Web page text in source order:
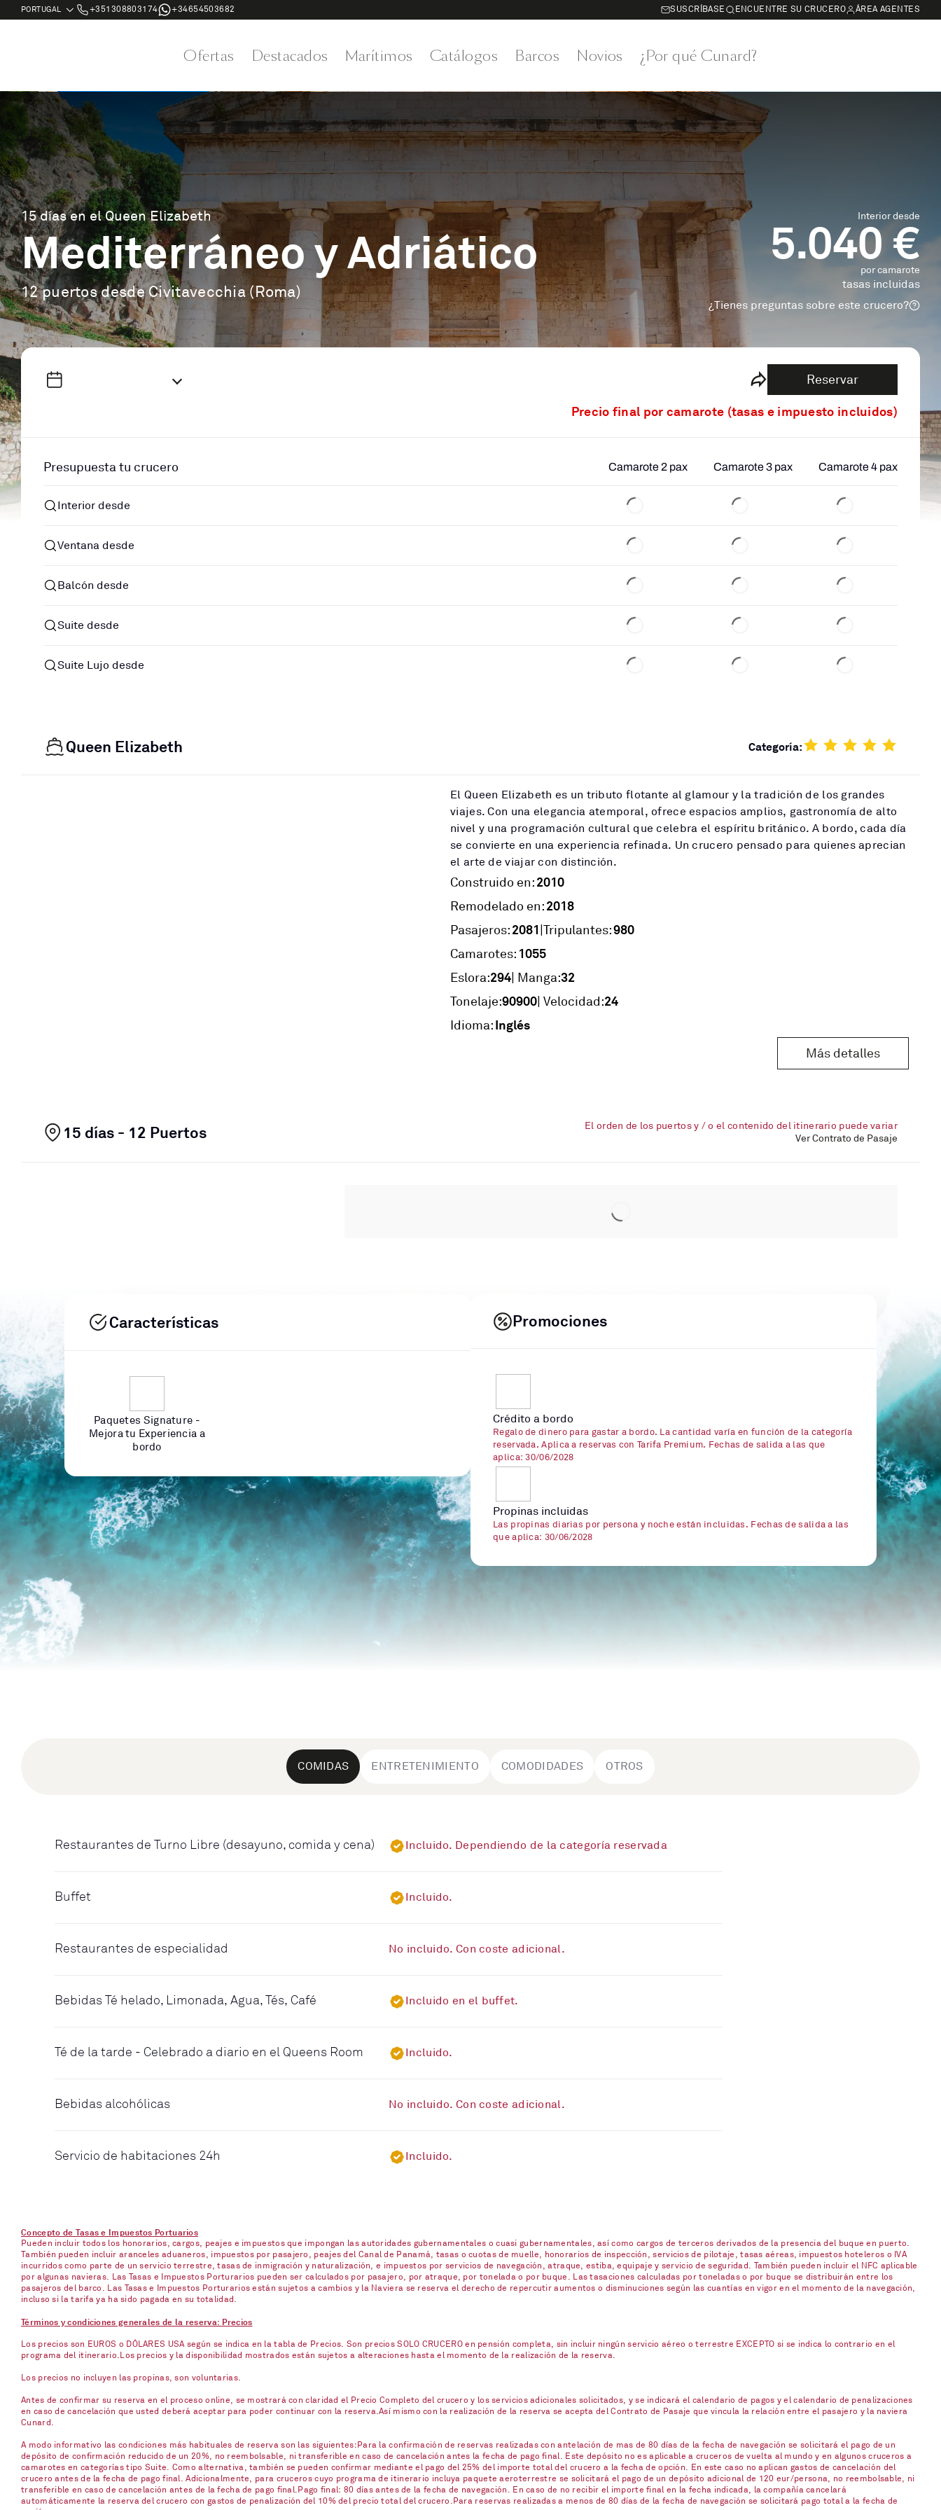
+351308803174 +34654503682 SUSCRÍBASE ENCUENTRE SU CRUCERO ÁREA AGENTES
Ofertas Destacados Marítimos Catálogos Barcos Novios ¿Por qué Cunard?
15 días en el Queen Elizabeth
Mediterráneo y Adriático
12 puertos desde Civitavecchia (Roma)
Interior desde
5.040 €
por camarote
tasas incluidas
¿Tienes preguntas sobre este crucero?
Reservar
Precio final por camarote (tasas e impuesto incluidos)
Presupuesta tu crucero Camarote 2 pax Camarote 3 pax Camarote 4 pax
Interior desde
Ventana desde
Balcón desde
Suite desde
Suite Lujo desde
Queen Elizabeth Categoría:
El Queen Elizabeth es un tributo flotante al glamour y la tradición de los grandes
viajes. Con una elegancia atemporal, ofrece espacios amplios, gastronomía de alto
nivel y una programación cultural que celebra el espíritu británico. A bordo, cada día
se convierte en una experiencia refinada. Un crucero pensado para quienes aprecian
el arte de viajar con distinción.
Construido en:2010
Remodelado en:2018
Pasajeros:2081|Tripulantes:980
Camarotes: 1055
Eslora:294| Manga:32
Tonelaje:90900| Velocidad:24
Idioma:Inglés
Más detalles
15 días - 12 Puertos
El orden de los puertos y / o el contenido del itinerario puede variar
Ver Contrato de Pasaje
Características
Paquetes Signature -
Mejora tu Experiencia a
bordo
Promociones
Crédito a bordo
Regalo de dinero para gastar a bordo. La cantidad varía en función de la categoría
reservada. Aplica a reservas con Tarifa Premium. Fechas de salida a las que
aplica: 30/06/2028
Propinas incluidas
Las propinas diarias por persona y noche están incluidas. Fechas de salida a las
que aplica: 30/06/2028
COMIDAS ENTRETENIMIENTO COMODIDADES OTROS
Restaurantes de Turno Libre (desayuno, comida y cena) Incluido. Dependiendo de la categoría reservada
Buffet Incluido.
Restaurantes de especialidad No incluido. Con coste adicional.
Bebidas Té helado, Limonada, Agua, Tés, Café Incluido en el buffet.
Té de la tarde - Celebrado a diario en el Queens Room Incluido.
Bebidas alcohólicas No incluido. Con coste adicional.
Servicio de habitaciones 24h Incluido.
Concepto de Tasas e Impuestos Portuarios
Pueden incluir todos los honorarios, cargos, peajes e impuestos que impongan las autoridades gubernamentales o cuasi gubernamentales, así como cargos de terceros derivados de la presencia del buque en puerto.
También pueden incluir aranceles aduaneros, impuestos por pasajero, peajes del Canal de Panamá, tasas o cuotas de muelle, honorarios de inspección, servicios de pilotaje, tasas aéreas, impuestos hoteleros o IVA
incurridos como parte de un servicio terrestre, tasas de inmigración y naturalización, e impuestos por servicios de navegación, atraque, estiba, equipaje y servicio de seguridad. También pueden incluir el NFC aplicable
por algunas navieras. Las Tasas e Impuestos Porturarios pueden ser calculados por pasajero, por atraque, por tonelada o por buque. Las tasaciones calculadas por toneladas o por buque se distribuirán entre los
pasajeros del barco. Las Tasas e Impuestos Porturarios están sujetos a cambios y la Naviera se reserva el derecho de repercutir aumentos o disminuciones según las cuantías en vigor en el momento de la navegación,
incluso si la tarifa ya ha sido pagada en su totalidad.
Términos y condiciones generales de la reserva: Precios
Los precios son EUROS o DÓLARES USA según se indica en la tabla de Precios. Son precios SOLO CRUCERO en pensión completa, sin incluir ningún servicio aéreo o terrestre EXCEPTO si se indica lo contrario en el
programa del itinerario.Los precios y la disponibilidad mostrados están sujetos a alteraciones hasta el momento de la realización de la reserva.
Los precios no incluyen las propinas, son voluntarias.
Antes de confirmar su reserva en el proceso online, se mostrará con claridad el Precio Completo del crucero y los servicios adicionales solicitados, y se indicará el calendario de pagos y el calendario de penalizaciones
en caso de cancelación que usted deberá aceptar para poder continuar con la reserva.Así mismo con la realización de la reserva se acepta del Contrato de Pasaje que vincula la relación entre el pasajero y la naviera
Cunard.
A modo informativo las condiciones más habituales de reserva son las siguientes:Para la confirmación de reservas realizadas con antelación de mas de 80 días de la fecha de navegación se solicitará el pago de un
depósito de confirmación reducido de un 20%, no reembolsable, ni transferible en caso de cancelación antes la fecha de pago final. Este depósito no es aplicable a cruceros de vuelta al mundo y en algunos cruceros a
camarotes en categorías tipo Suite. Como alternativa, también se pueden confirmar mediante el pago del 25% del importe total del crucero a la fecha de opción. En este caso no aplican gastos de cancelación del
crucero antes de la fecha de pago final. Adicionalmente, para cruceros cuyo programa de itinerario incluya paquete aeroterrestre se solicitará el pago de un depósito adicional de 120 eur/persona, no reembolsable, ni
transferible en caso de cancelación antes de la fecha de pago final.Pago final: 80 días antes de la fecha de navegación. En caso de no recibir el importe final en la fecha indicada, la compañía cancelará
automáticamente la reserva del crucero con gastos de penalización del 10% del precio total del crucero.Para reservas realizadas a menos de 80 días de la fecha de navegación se solicitará pago total a la fecha de